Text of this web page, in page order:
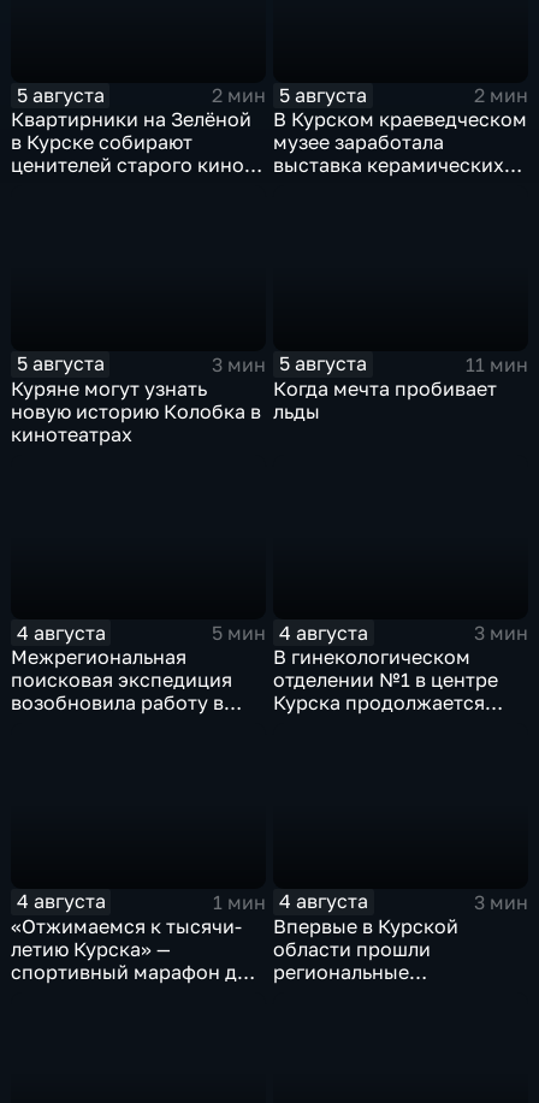
5 августа
2 мин
Квартирники на Зелёной
в Курске собирают
ценителей старого кино
5 августа
2 мин
В Курском краеведческом
музее заработала
выставка керамических
5 августа
3 мин
Куряне могут узнать
новую историю Колобка в
кинотеатрах
5 августа
11 мин
Когда мечта пробивает
льды
4 августа
5 мин
Межрегиональная
поисковая экспедиция
возобновила работу в
4 августа
3 мин
В гинекологическом
отделении №1 в центре
Курска продолжается
4 августа
1 мин
«Отжимаемся к тысячи-
летию Курска» —
спортивный марафон для
4 августа
3 мин
Впервые в Курской
области прошли
региональные